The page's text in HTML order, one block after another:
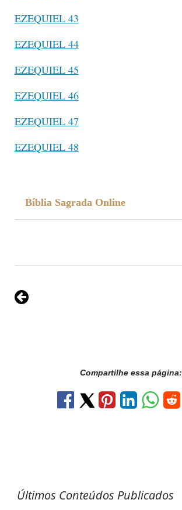
EZEQUIEL 43
EZEQUIEL 44
EZEQUIEL 45
EZEQUIEL 46
EZEQUIEL 47
EZEQUIEL 48
Bíblia Sagrada Online
Compartilhe essa página:
Últimos Conteúdos Publicados